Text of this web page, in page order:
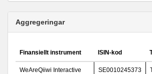
Aggregeringar
Finansiellt instrument ISIN-kod
WeAreQiiwi Interactive
SE0010245373